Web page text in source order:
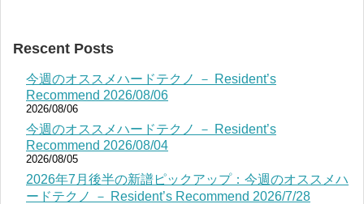
Rescent Posts
今週のオススメハードテクノ － Resident’s
Recommend 2026/08/06
2026/08/06
今週のオススメハードテクノ － Resident’s
Recommend 2026/08/04
2026/08/05
2026年7月後半の新譜ピックアップ：今週のオススメハ
ードテクノ － Resident’s Recommend 2026/7/28